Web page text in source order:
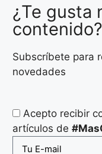
¿Te gusta
contenido?
Subscríbete para
novedades
Acepto recibir
artículos de